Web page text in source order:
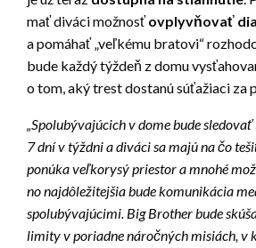
mať diváci možnosťovplyvňovať
a pomáhať „veľkému bratovi“
bude každý týždeň z domu
o tom, aký trest dostanú súťažiaci za
„Spolubývajúcich v dome bude
7 dní v týždni a diváci sa majú na čo
ponúka veľkorysý priestor a mnohé
no najdôležitejšia bude komunikácia
spolubývajúcimi. Big Brother bude
limity v poriadne náročných misiách, v